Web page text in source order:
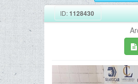
ID:1128430